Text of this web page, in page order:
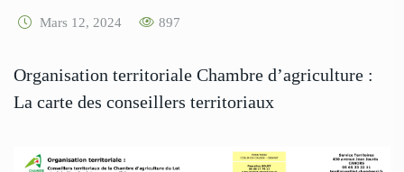
Mars 12, 2024 897
Organisation territoriale Chambre d’agriculture :
La carte des conseillers territoriaux